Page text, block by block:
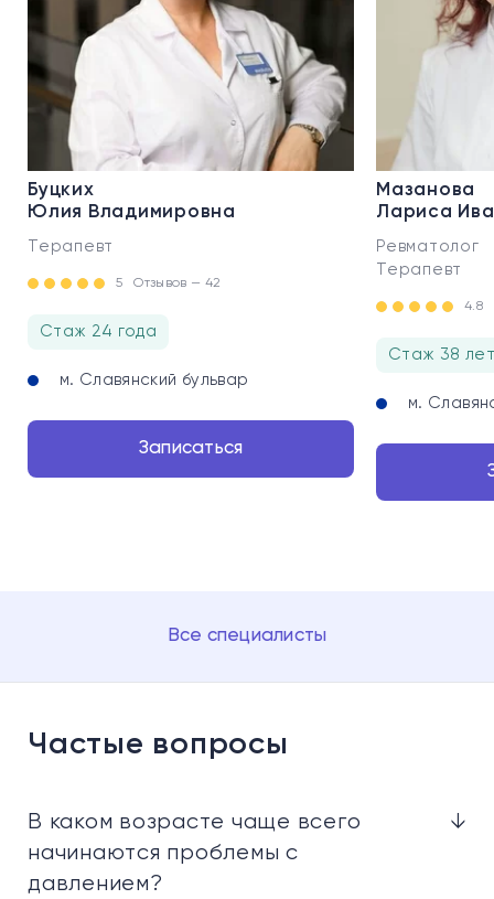
Буцких
Юлия Владимировна
Терапевт
5 Отзывов — 42
Стаж 24 года
м. Славянский бульвар
Записаться
Мазанова
Лариса
Ревматолог
Терапевт
4.8
Стаж 38 лет
м.
Все специалисты
Частые вопросы
В каком возрасте чаще всего
начинаются проблемы с
давлением?
↓